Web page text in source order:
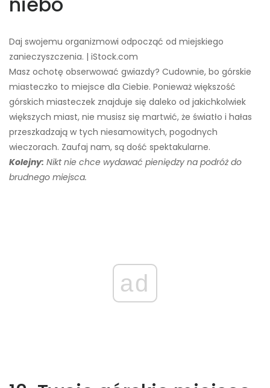
Daj swojemu organizmowi odpocząć od miejskiego
zanieczyszczenia. | iStock.com
Masz ochotę obserwować gwiazdy? Cudownie, bo górskie
miasteczko to miejsce dla Ciebie. Ponieważ większość
górskich miasteczek znajduje się daleko od jakichkolwiek
większych miast, nie musisz się martwić, że światło i hałas
przeszkadzają w tych niesamowitych, pogodnych
wieczorach. Zaufaj nam, są dość spektakularne.
Kolejny: Nikt nie chce wydawać pieniędzy na podróż do
brudnego miejsca.
ad